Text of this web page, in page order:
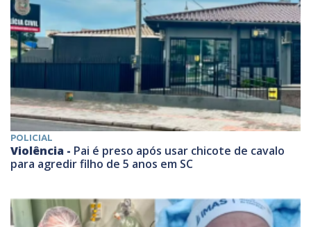
POLICIAL
Violência - Pai é preso após usar chicote de cavalo
para agredir filho de 5 anos em SC